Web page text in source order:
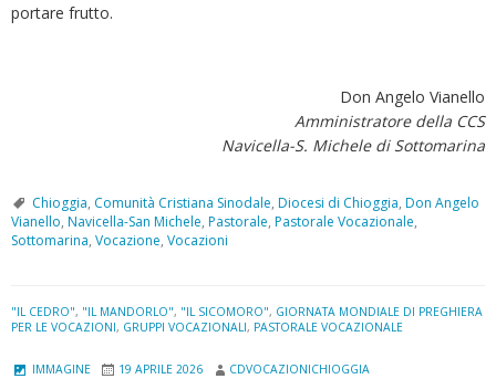
portare frutto.
Don Angelo Vianello
Amministratore della CCS
Navicella-S. Michele di Sottomarina
Chioggia, Comunità Cristiana Sinodale, Diocesi di Chioggia, Don Angelo
Vianello, Navicella-San Michele, Pastorale, Pastorale Vocazionale,
Sottomarina, Vocazione, Vocazioni
"IL CEDRO", "IL MANDORLO", "IL SICOMORO", GIORNATA MONDIALE DI PREGHIERA
PER LE VOCAZIONI, GRUPPI VOCAZIONALI, PASTORALE VOCAZIONALE
IMMAGINE 19 APRILE 2026 CDVOCAZIONICHIOGGIA